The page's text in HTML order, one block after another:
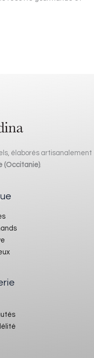
élaborés artisanalement
(Occitanie).